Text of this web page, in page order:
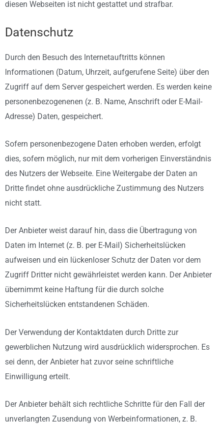
diesen Webseiten ist nicht gestattet und strafbar.
Datenschutz
Durch den Besuch des Internetauftritts können
Informationen (Datum, Uhrzeit, aufgerufene Seite) über den
Zugriff auf dem Server gespeichert werden. Es werden keine
personenbezogenenen (z. B. Name, Anschrift oder E-Mail-
Adresse) Daten, gespeichert.
Sofern personenbezogene Daten erhoben werden, erfolgt
dies, sofern möglich, nur mit dem vorherigen Einverständnis
des Nutzers der Webseite. Eine Weitergabe der Daten an
Dritte findet ohne ausdrückliche Zustimmung des Nutzers
nicht statt.
Der Anbieter weist darauf hin, dass die Übertragung von
Daten im Internet (z. B. per E-Mail) Sicherheitslücken
aufweisen und ein lückenloser Schutz der Daten vor dem
Zugriff Dritter nicht gewährleistet werden kann. Der Anbieter
übernimmt keine Haftung für die durch solche
Sicherheitslücken entstandenen Schäden.
Der Verwendung der Kontaktdaten durch Dritte zur
gewerblichen Nutzung wird ausdrücklich widersprochen. Es
sei denn, der Anbieter hat zuvor seine schriftliche
Einwilligung erteilt.
Der Anbieter behält sich rechtliche Schritte für den Fall der
unverlangten Zusendung von Werbeinformationen, z. B.